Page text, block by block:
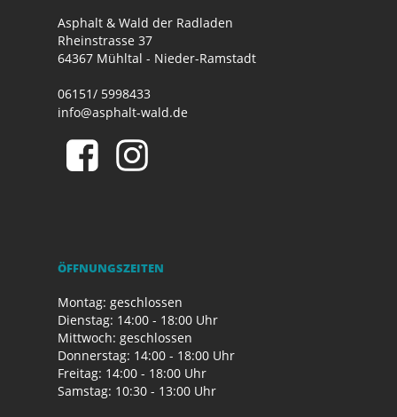
Asphalt & Wald der Radladen
Rheinstrasse 37
64367 Mühltal - Nieder-Ramstadt
06151/ 5998433
info@asphalt-wald.de
ÖFFNUNGSZEITEN
Montag: geschlossen
Dienstag: 14:00 - 18:00 Uhr
Mittwoch: geschlossen
Donnerstag: 14:00 - 18:00 Uhr
Freitag: 14:00 - 18:00 Uhr
Samstag: 10:30 - 13:00 Uhr